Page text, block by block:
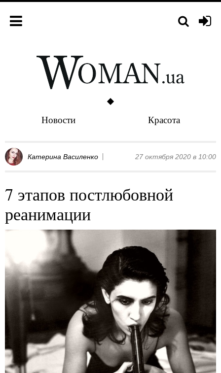
Новости Красота
Катерина Василенко 27 октября 2020 в 10:00
7 этапов постлюбовной
реанимации